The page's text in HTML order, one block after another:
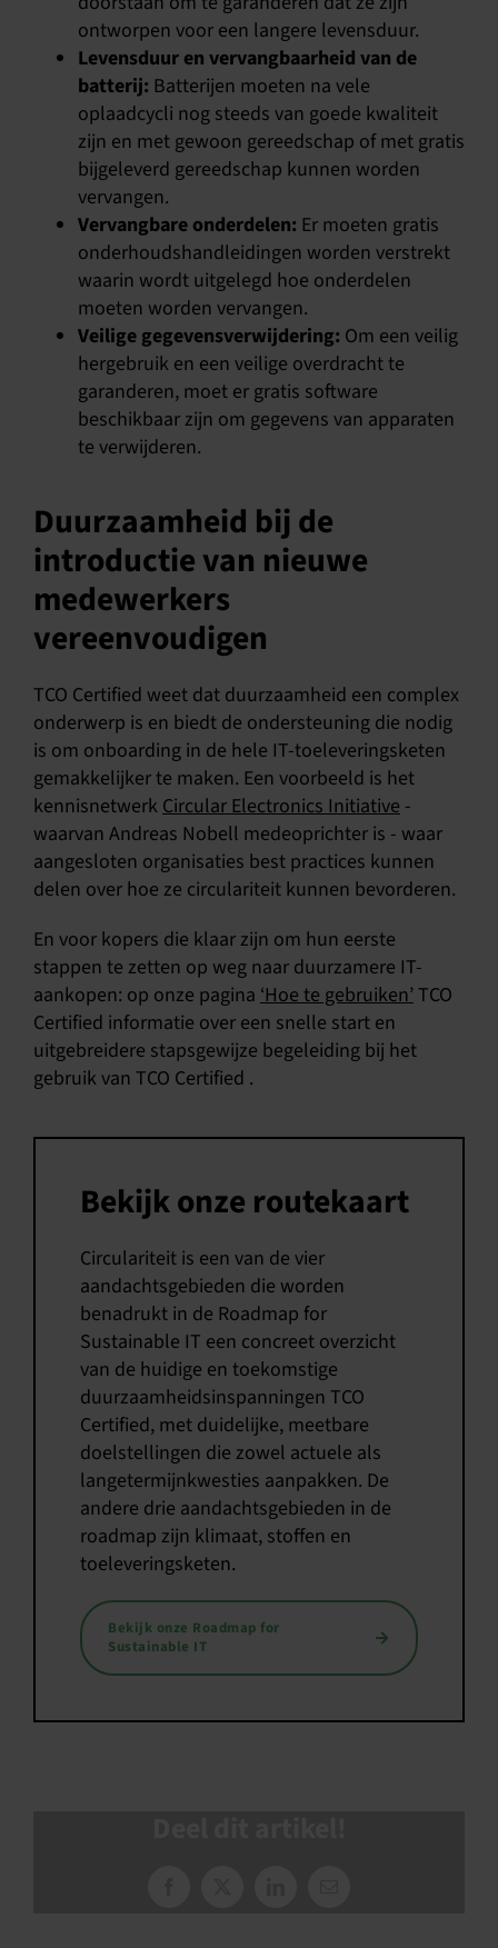
ontworpen voor een langere levensduur.
Levensduur en vervangbaarheid van de
batterij: Batterijen moeten na vele
oplaadcycli nog steeds van goede kwaliteit
zijn en met gewoon gereedschap of met gratis
bijgeleverd gereedschap kunnen worden
vervangen.
Vervangbare onderdelen: Er moeten gratis
onderhoudshandleidingen worden verstrekt
waarin wordt uitgelegd hoe onderdelen
moeten worden vervangen.
Veilige gegevensverwijdering: Om een veilig
hergebruik en een veilige overdracht te
garanderen, moet er gratis software
beschikbaar zijn om gegevens van apparaten
te verwijderen.
Duurzaamheid bij de
introductie van nieuwe
medewerkers
vereenvoudigen
TCO Certified weet dat duurzaamheid een complex
onderwerp is en biedt de ondersteuning die nodig
is om onboarding in de hele IT-toeleveringsketen
gemakkelijker te maken. Een voorbeeld is het
kennisnetwerkCircular Electronics Initiative-
waarvan Andreas Nobell medeoprichter is - waar
aangesloten organisaties best practices kunnen
delen over hoe ze circulariteit kunnen bevorderen.
En voor kopers die klaar zijn om hun eerste
stappen te zetten op weg naar duurzamere IT-
aankopen: op onze pagina ‘Hoe te gebruiken’TCO
Certified informatie over een snelle start en
uitgebreidere stapsgewijze begeleiding bij het
gebruik van TCO Certified .
Bekijk onze routekaart
Circulariteit is een van de vier
aandachtsgebieden die worden
benadrukt in de Roadmap for
Sustainable IT een concreet overzicht
van de huidige en toekomstige
duurzaamheidsinspanningen TCO
Certified, met duidelijke, meetbare
doelstellingen die zowel actuele als
langetermijnkwesties aanpakken. De
andere drie aandachtsgebieden in de
roadmap zijn klimaat, stoffen en
toeleveringsketen.
Bekijk onze Roadmap for
Sustainable IT